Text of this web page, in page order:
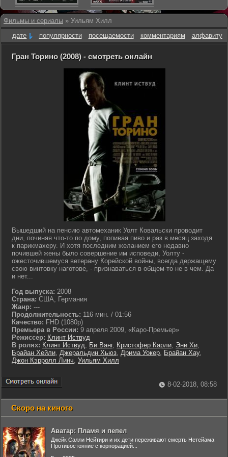
Фильмы и сериалы » Уильям Хилл
дате
популярности посещаемости комментариям алфавиту
Гран Торино (2008) - смотреть онлайн
Вышедший на пенсию автомеханик Уолт Ковальски проводит
дни, починяя что-то по дому, попивая пиво и раз в месяц заходя
к парикмахеру. И хотя последним желанием его недавно
почившей жены было совершение им исповеди, Уолту -
ожесточившемуся ветерану Корейской войны, всегда держащему
свою винтовку наготове, - признаваться в общем-то не в чем. Да
и нет...
Год выпуска: 2008
Страна: США, Германия
Жанр: ---
Продолжительность: 116 мин. / 01:56
Качество: FHD (1080p)
Премьера в России: 9 апреля 2009, «Каро-Премьер»
Режиссер: Клинт Иствуд
В ролях: Клинт Иствуд, Би Ванг, Кристофер Карли, Эни Хи,
Брайан Хейли, Джеральдин Хьюз, Дрима Уокер, Брайан Хау,
Джон Кэрролл Линч, Уильям Хилл
8-02-2018, 08:58
Скоро на киного
Аватар: Пламя и пепел
Джейк Салли Нейтири и их дети переживают смерть Нетейама
Противостояние с корпорацией...